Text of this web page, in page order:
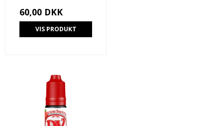
60,00 DKK
VIS PRODUKT